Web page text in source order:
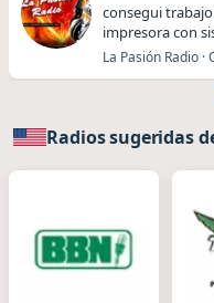
​​consegui
impresora con
me…
La Pasión Radio ·
Radios sugeridas